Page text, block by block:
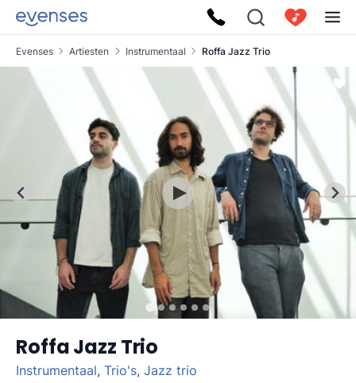
Evenses Artiesten Instrumentaal Roffa Jazz Trio
Roffa Jazz Trio
Instrumentaal, Trio's, Jazz trio